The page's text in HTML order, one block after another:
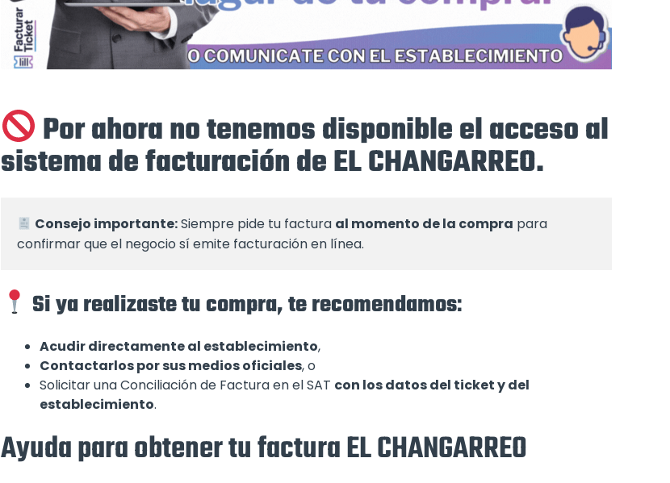
Por ahora no tenemos disponible el acceso al
sistema de facturación de EL CHANGARREO.
Consejo importante: Siempre pide tu factura al momento de la compra para
confirmar que el negocio sí emite facturación en línea.
Si ya realizaste tu compra, te recomendamos:
Acudir directamente al establecimiento,
Contactarlos por sus medios oficiales, o
Solicitar una Conciliación de Factura en el SAT con los datos del ticket y del
establecimiento.
Ayuda para obtener tu factura EL CHANGARREO